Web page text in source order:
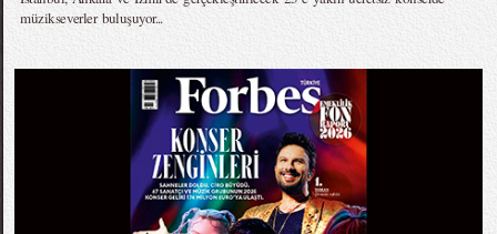
müzikseverler buluşuyor...